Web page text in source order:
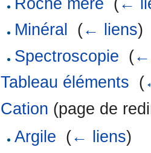
Roche mère (←
Minéral
(← liens)
Spectroscopie (←
Tableau éléments (
Cation (page de
Argile (← liens)